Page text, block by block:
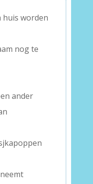
huis worden
nog te
ander